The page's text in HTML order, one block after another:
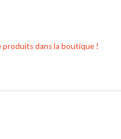
dans la boutique !